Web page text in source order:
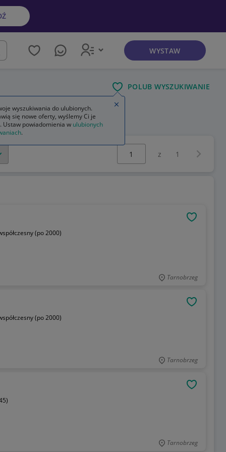
WYSTAW
POLUB WYSZUKIWANIE
Wybierz stronę:
z 1
(po 2000)
Tarnobrzeg
(po 2000)
Tarnobrzeg
Tarnobrzeg
wyszukiwania do ulubionych.
się nowe oferty, wyślemy Ci je
Ustaw powiadomienia w ulubionych
.
Zamknij wskazówkę